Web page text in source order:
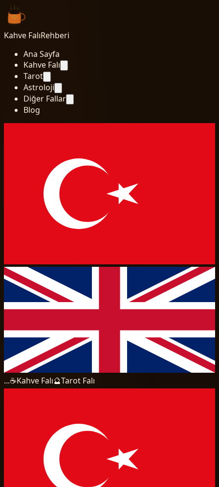
Kahve FalıRehberi
Ana Sayfa
Kahve Falı
Tarot
Astroloji
Diğer Fallar
Blog
...☕Kahve Falı🔮Tarot Falı